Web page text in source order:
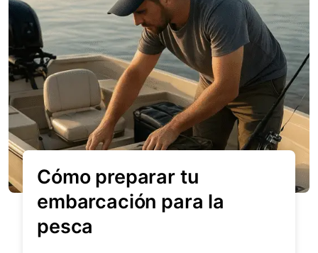
Cómo preparar tu
embarcación para la
pesca